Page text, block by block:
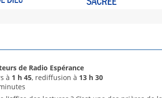
de Radio Espérance
à 1 h 45, rediffusion à 13 h 30